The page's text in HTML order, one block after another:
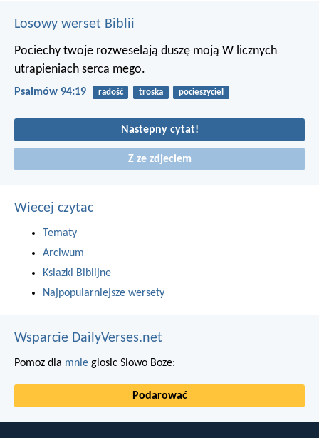
Losowy werset Biblii
Pociechy twoje rozweselają duszę moją W licznych
utrapieniach serca mego.
Psalmów 94:19 radość troska pocieszyciel
Nastepny cytat!
Z ze zdjeciem
Wiecej czytac
Tematy
Arciwum
Ksiazki Biblijne
Najpopularniejsze wersety
Wsparcie DailyVerses.net
Pomoz dla mnie glosic Slowo Boze:
Podarować